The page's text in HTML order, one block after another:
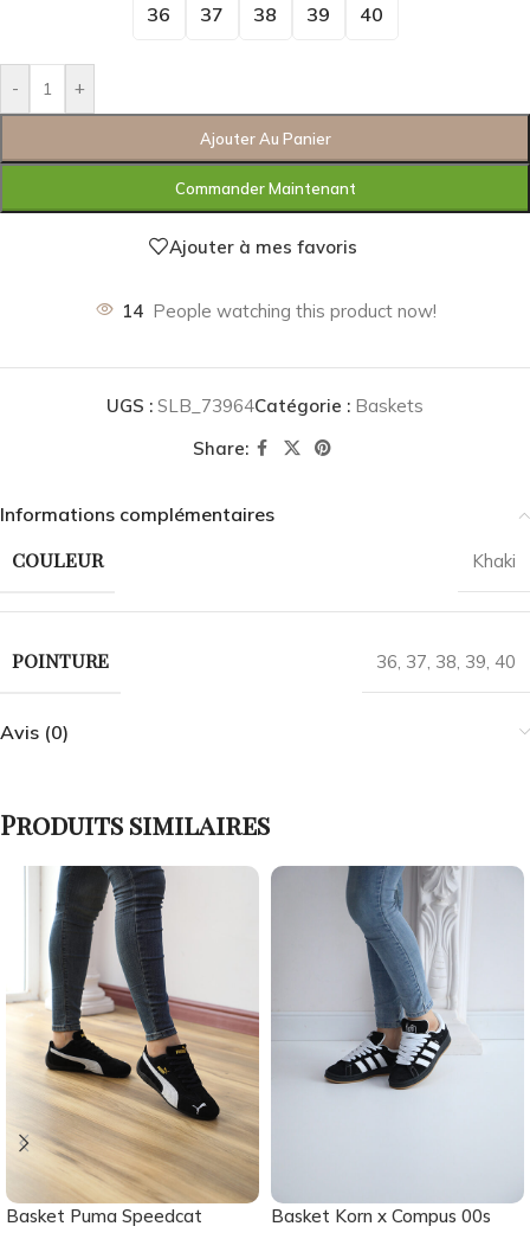
36 37 38 39 40
- +
Ajouter Au Panier
Commander Maintenant
Ajouter à mes favoris
14 People watching this product now!
UGS : SLB_73964Catégorie : Baskets
Share:
Informations complémentaires
COULEUR Khaki
POINTURE 36, 37, 38, 39, 40
Avis (0)
Produits similaires
Basket Puma Speedcat Basket Korn x Compus 00s